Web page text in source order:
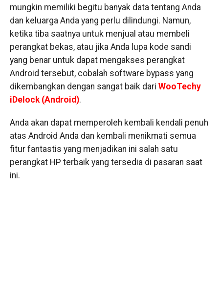
mungkin memiliki begitu banyak data tentang Anda
dan keluarga Anda yang perlu dilindungi. Namun,
ketika tiba saatnya untuk menjual atau membeli
perangkat bekas, atau jika Anda lupa kode sandi
yang benar untuk dapat mengakses perangkat
Android tersebut, cobalah software bypass yang
dikembangkan dengan sangat baik dari WooTechy
iDelock (Android).
Anda akan dapat memperoleh kembali kendali penuh
atas Android Anda dan kembali menikmati semua
fitur fantastis yang menjadikan ini salah satu
perangkat HP terbaik yang tersedia di pasaran saat
ini.